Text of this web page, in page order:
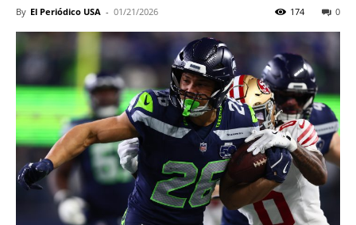
By El Periódico USA - 01/21/2026 0
174